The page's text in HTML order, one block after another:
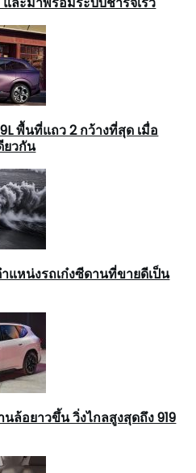
พื้นที่แถว 2 กว้างที่สุด เมื่อ
ยวกัน
แหน่งรถเก๋งซีดานที่ขายดีเป็น
ล้อยาวขึ้น วิ่งไกลสูงสุดถึง 919